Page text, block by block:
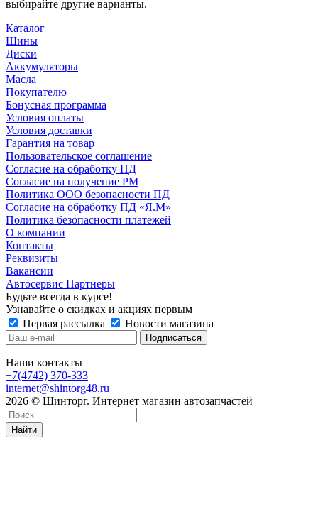
выбирайте другие варианты.
Каталог
Шины
Диски
Аккумуляторы
Масла
Покупателю
Бонусная программа
Условия оплаты
Условия доставки
Гарантия на товар
Пользовательское соглашение
Согласие на обработку ПД
Согласие на получение РМ
Политика ООО безопасности ПД
Согласие на обработку ПД «Я.М»
Политика безопасности платежей
О компании
Контакты
Реквизиты
Вакансии
Автосервис Партнеры
Будьте всегда в курсе!
Узнавайте о скидках и акциях первым
Первая рассылка
Новости магазина
Наши контакты
+7(4742) 370-333
internet@shintorg48.ru
2026 © Шинторг. Интернет магазин автозапчастей
Найти